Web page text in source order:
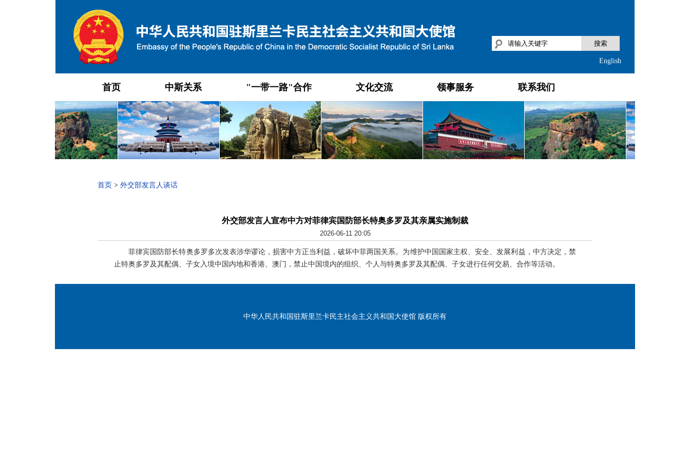
搜索
English
首页 中斯关系 "一带一路"合作 文化交流 领事服务 联系我们
首页 > 外交部发言人谈话
外交部发言人宣布中方对菲律宾国防部长特奥多罗及其亲属实施制裁
2026-06-11 20:05
菲律宾国防部长特奥多罗多次发表涉华谬论，损害中方正当利益，破坏中菲两国关系。为维护中国国家主权、安全、发展利益，中方决定，禁
止特奥多罗及其配偶、子女入境中国内地和香港、澳门，禁止中国境内的组织、个人与特奥多罗及其配偶、子女进行任何交易、合作等活动。
中华人民共和国驻斯里兰卡民主社会主义共和国大使馆 版权所有